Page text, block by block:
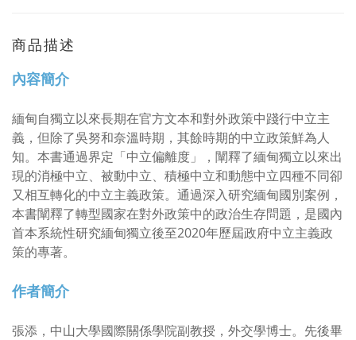
商品描述
內容簡介
緬甸自獨立以來長期在官方文本和對外政策中踐行中立主
義，但除了吳努和奈溫時期，其餘時期的中立政策鮮為人
知。本書通過界定「中立偏離度」，闡釋了緬甸獨立以來出
現的消極中立、被動中立、積極中立和動態中立四種不同卻
又相互轉化的中立主義政策。通過深入研究緬甸國別案例，
本書闡釋了轉型國家在對外政策中的政治生存問題，是國內
首本系統性研究緬甸獨立後至2020年歷屆政府中立主義政
策的專著。
作者簡介
張添，中山大學國際關係學院副教授，外交學博士。先後畢